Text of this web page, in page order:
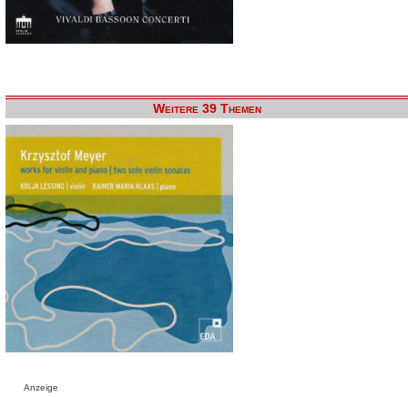
Weitere 39 Themen
Anzeige